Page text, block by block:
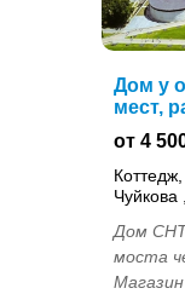
Дом у
мест,
от 4
Дом
моста